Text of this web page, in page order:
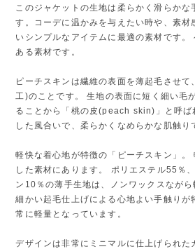
このジャケットの生地は柔らかく滑らかな
す。コーデに温かみを与えたい時や、素材
いシンプルなアイテムに最適の素材です。
ある素材です。
ピーチスキンは繊維の表面を薄起毛させて
工)のことです。 生地の表面に短く細い毛
ることから「桃の皮(peach skin)」と呼ば
した風合いで、柔らかくなめらかな肌触り
軽快な着心地が特徴の「ピーチスキン」。
した素材にあります。 ポリエステル55％
ン10％の薄手生地は、ノンワックスながら
細かい起毛仕上げによる心地よい手触りが
常に軽量となっています。
デザインは非常にミニマルに仕上げられた